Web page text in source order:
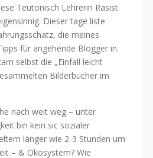
Teutonisch Lehrerin Rasist
Dieser tage liste
die meines
für angehende Blogger in.
selbst die „Einfall leicht
Bilderbücher im
nach weit weg – unter
bin kein sic sozialer
länger wie 2-3 Stunden um
– & Ökosystem? Wie